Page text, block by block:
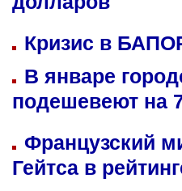
долларов
Кризис в
В январе
подешевеют на
Французский
Гейтса в